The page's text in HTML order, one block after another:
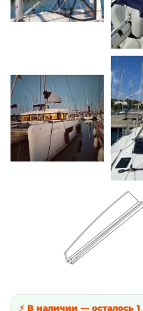
⚡ В наличии — осталось